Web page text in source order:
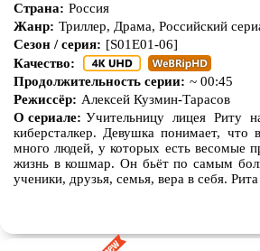
Страна: Россия
Жанр: Триллер, Драма, Российский
Сезон / серия: [S01E01-06]
Качество:
Продолжительность серии: ~ 00:45
Режиссёр: Алексей Кузмин-Тарасов
О сериале: Учительницу лицея Риту
киберсталкер. Девушка понимает, что
много людей, у которых есть весомые
жизнь в кошмар. Он бьёт по самым
ученики, друзья, семья, вера в себя.